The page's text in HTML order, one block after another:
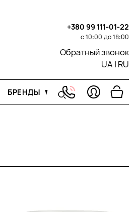
+380 99 111-01-22
с 10:00 до 18:00
Обратный звонок
UA | RU
БРЕНДЫ